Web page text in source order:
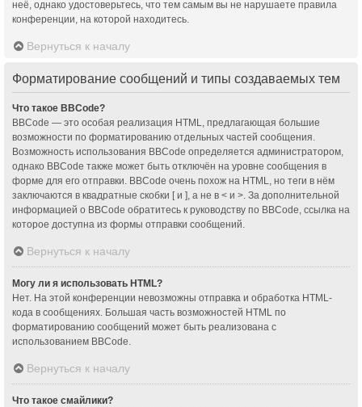
неё, однако удостоверьтесь, что тем самым вы не нарушаете правила
конференции, на которой находитесь.
Вернуться к началу
Форматирование сообщений и типы создаваемых тем
Что такое BBCode?
BBCode — это особая реализация HTML, предлагающая большие
возможности по форматированию отдельных частей сообщения.
Возможность использования BBCode определяется администратором,
однако BBCode также может быть отключён на уровне сообщения в
форме для его отправки. BBCode очень похож на HTML, но теги в нём
заключаются в квадратные скобки [ и ], а не в < и >. За дополнительной
информацией о BBCode обратитесь к руководству по BBCode, ссылка на
которое доступна из формы отправки сообщений.
Вернуться к началу
Могу ли я использовать HTML?
Нет. На этой конференции невозможны отправка и обработка HTML-
кода в сообщениях. Большая часть возможностей HTML по
форматированию сообщений может быть реализована с
использованием BBCode.
Вернуться к началу
Что такое смайлики?